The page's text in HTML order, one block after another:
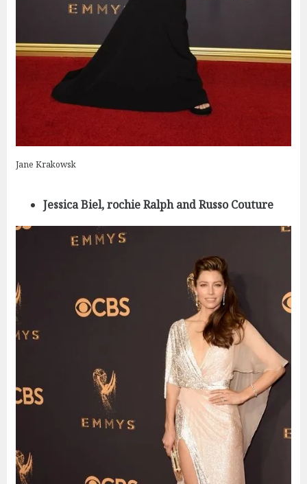
Jane Krakowsk
Jessica Biel, rochie Ralph and Russo Couture